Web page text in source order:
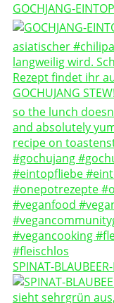
GOCHJANG-
SPINAT-